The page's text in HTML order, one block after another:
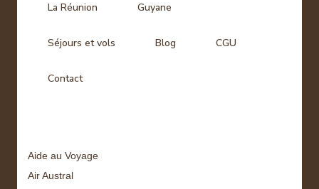
La Réunion Guyane
Séjours et vols Blog CGU
Contact
Aide au Voyage
Air Austral